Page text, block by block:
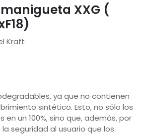
XXG (
Kraft
ya que no contienen
sintético. Esto, no sólo los
un 100%, sino que, además, por
seguridad al usuario que los